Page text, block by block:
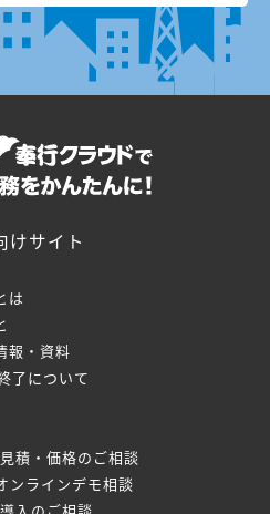
けサイト
は
報・資料
了について
積・価格のご相談
ンラインデモ相談
入のご相談